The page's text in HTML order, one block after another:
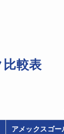
較表
アメックスゴー